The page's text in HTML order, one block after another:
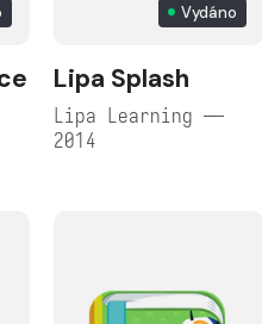
Vydáno
Lipa Splash
Lipa Learning —
2014